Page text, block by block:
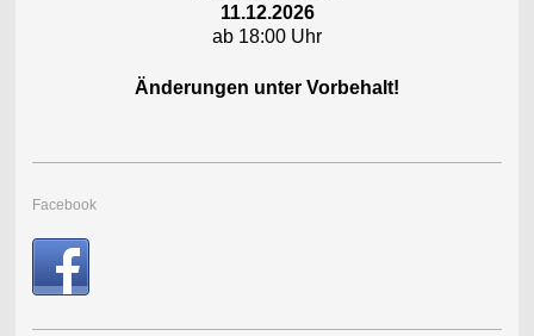
11.12.2026
ab 18:00 Uhr
Änderungen unter Vorbehalt!
Facebook